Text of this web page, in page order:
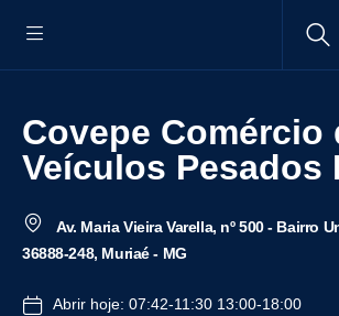
Covepe Comércio de
Veículos Pesados
Av. Maria Vieira Varella, nº 500 - Bairro
36888-248, Muriaé - MG
Abrir hoje: 07:42-11:30 13:00-18:00